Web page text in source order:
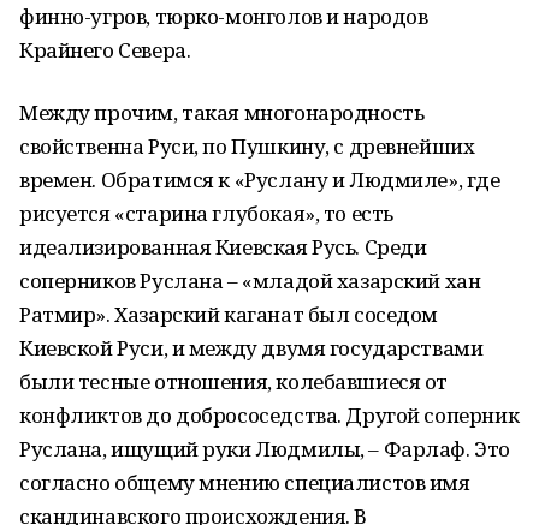
финно-угров, тюрко-монголов и народов
Крайнего Севера.
Между прочим, такая многонародность
свойственна Руси, по Пушкину, с древнейших
времен. Обратимся к «Руслану и Людмиле», где
рисуется «старина глубокая», то есть
идеализированная Киевская Русь. Среди
соперников Руслана – «младой хазарский хан
Ратмир». Хазарский каганат был соседом
Киевской Руси, и между двумя государствами
были тесные отношения, колебавшиеся от
конфликтов до добрососедства. Другой соперник
Руслана, ищущий руки Людмилы, – Фарлаф. Это
согласно общему мнению специалистов имя
скандинавского происхождения. В